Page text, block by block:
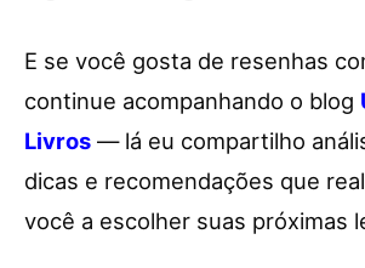
E se você gosta de resenhas
continue acompanhando o blog
Livros — lá eu compartilho
dicas e recomendações que
você a escolher suas próximas